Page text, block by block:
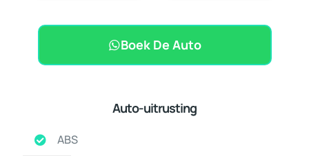
Boek De Auto
Auto-uitrusting
ABS